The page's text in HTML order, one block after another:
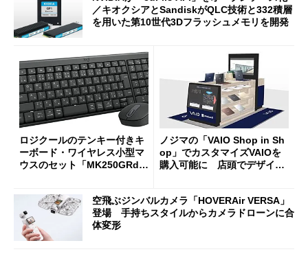
／キオクシアとSandiskがQLC技術と332積層
を用いた第10世代3Dフラッシュメモリを開発
ロジクールのテンキー付きキ
ーボード・ワイヤレス小型マ
ウスのセット「MK250GRd」
ノジマの「VAIO Shop in Sh
op」でカスタマイズVAIOを
購入可能に 店頭でデザイン
空飛ぶジンバルカメラ「HOVERAir VERSA」
登場 手持ちスタイルからカメラドローンに合
体変形